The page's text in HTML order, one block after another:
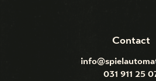
Contact
031 911 25